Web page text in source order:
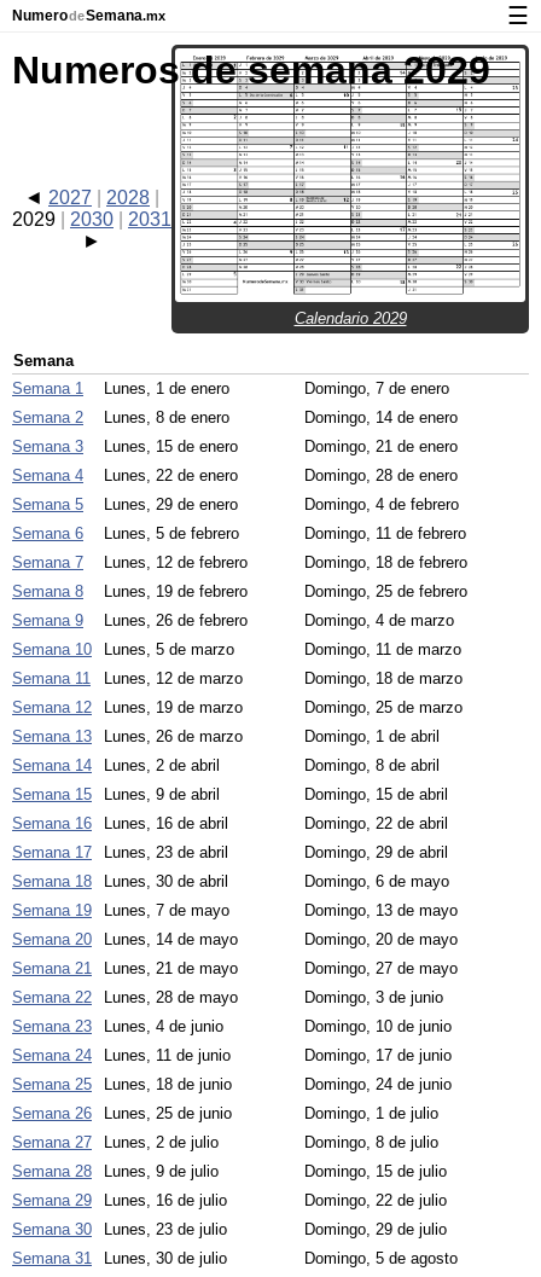
NumerodeSemana.mx
Calendario con días festivos y números de semana
☰
Numeros de semana 2029
Calendario 2029
2027
2028
2029
2030 2031
Semana
Semana 1
Lunes, 1 de enero
Domingo, 7 de enero
Semana 2
Lunes, 8 de enero
Domingo, 14 de enero
Semana 3
Lunes, 15 de enero
Domingo, 21 de enero
Semana 4
Lunes, 22 de enero
Domingo, 28 de enero
Semana 5
Lunes, 29 de enero
Domingo, 4 de febrero
Semana 6
Lunes, 5 de febrero
Domingo, 11 de febrero
Semana 7
Lunes, 12 de febrero
Domingo, 18 de febrero
Semana 8
Lunes, 19 de febrero
Domingo, 25 de febrero
Semana 9
Lunes, 26 de febrero
Domingo, 4 de marzo
Semana 10
Lunes, 5 de marzo
Domingo, 11 de marzo
Semana 11
Lunes, 12 de marzo
Domingo, 18 de marzo
Semana 12
Lunes, 19 de marzo
Domingo, 25 de marzo
Semana 13
Lunes, 26 de marzo
Domingo, 1 de abril
Semana 14
Lunes, 2 de abril
Domingo, 8 de abril
Semana 15
Lunes, 9 de abril
Domingo, 15 de abril
Semana 16
Lunes, 16 de abril
Domingo, 22 de abril
Semana 17
Lunes, 23 de abril
Domingo, 29 de abril
Semana 18
Lunes, 30 de abril
Domingo, 6 de mayo
Semana 19
Lunes, 7 de mayo
Domingo, 13 de mayo
Semana 20
Lunes, 14 de mayo
Domingo, 20 de mayo
Semana 21
Lunes, 21 de mayo
Domingo, 27 de mayo
Semana 22
Lunes, 28 de mayo
Domingo, 3 de junio
Semana 23
Lunes, 4 de junio
Domingo, 10 de junio
Semana 24
Lunes, 11 de junio
Domingo, 17 de junio
Semana 25
Lunes, 18 de junio
Domingo, 24 de junio
Semana 26
Lunes, 25 de junio
Domingo, 1 de julio
Semana 27
Lunes, 2 de julio
Domingo, 8 de julio
Semana 28
Lunes, 9 de julio
Domingo, 15 de julio
Semana 29
Lunes, 16 de julio
Domingo, 22 de julio
Semana 30
Lunes, 23 de julio
Domingo, 29 de julio
Semana 31
Lunes, 30 de julio
Domingo, 5 de agosto